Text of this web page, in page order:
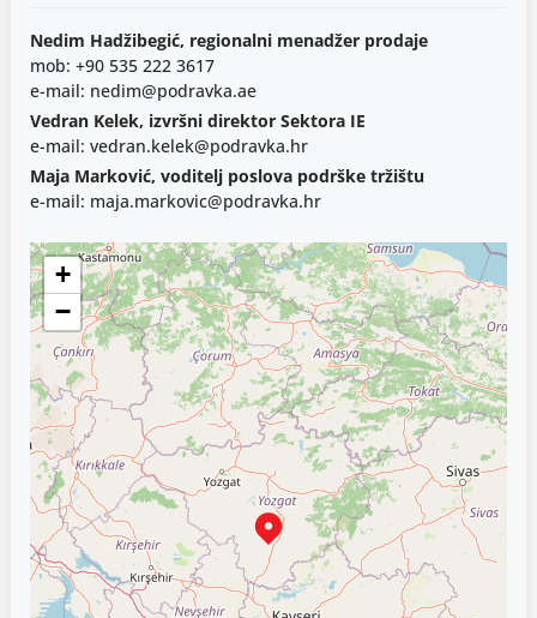
Nedim Hadžibegić, regionalni menadžer prodaje
mob: +90 535 222 3617
e-mail: nedim@podravka.ae
Vedran Kelek, izvršni direktor Sektora IE
e-mail: vedran.kelek@podravka.hr
Maja Marković, voditelj poslova podrške tržištu
e-mail: maja.markovic@podravka.hr
+
−